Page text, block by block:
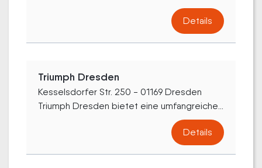
Details
Triumph Dresden
Kesselsdorfer Str. 250 - 01169 Dresden
Triumph Dresden bietet eine umfangreiche...
Details